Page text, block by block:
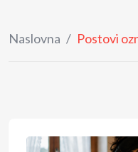
Naslovna / Postovi